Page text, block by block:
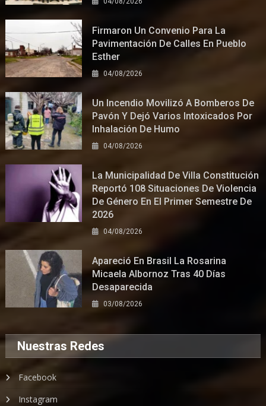
Firmaron Un Convenio Para La
Pavimentación De Calles En Pueblo
Esther
04/08/2026
Un Incendio Movilizó A Bomberos De
Pavón Y Dejó Varios Intoxicados Por
Inhalación De Humo
04/08/2026
La Municipalidad De Villa Constitución
Reportó 108 Situaciones De Violencia
De Género En El Primer Semestre De
2026
04/08/2026
Apareció En Brasil La Rosarina
Micaela Albornoz Tras 40 Días
Desaparecida
03/08/2026
Nuestras Redes
Facebook
Instagram